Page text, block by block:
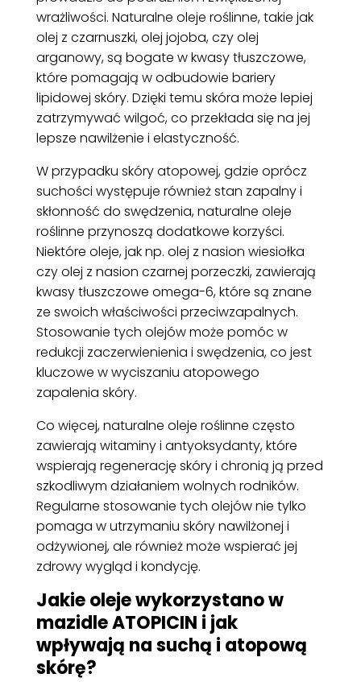
wrażliwości. Naturalne oleje roślinne, takie jak
olej z czarnuszki, olej jojoba, czy olej
arganowy, są bogate w kwasy tłuszczowe,
które pomagają w odbudowie bariery
lipidowej skóry. Dzięki temu skóra może lepiej
zatrzymywać wilgoć, co przekłada się na jej
lepsze nawilżenie i elastyczność.
W przypadku skóry atopowej, gdzie oprócz
suchości występuje również stan zapalny i
skłonność do swędzenia, naturalne oleje
roślinne przynoszą dodatkowe korzyści.
Niektóre oleje, jak np. olej z nasion wiesiołka
czy olej z nasion czarnej porzeczki, zawierają
kwasy tłuszczowe omega-6, które są znane
ze swoich właściwości przeciwzapalnych.
Stosowanie tych olejów może pomóc w
redukcji zaczerwienienia i swędzenia, co jest
kluczowe w wyciszaniu atopowego
zapalenia skóry.
Co więcej, naturalne oleje roślinne często
zawierają witaminy i antyoksydanty, które
wspierają regenerację skóry i chronią ją przed
szkodliwym działaniem wolnych rodników.
Regularne stosowanie tych olejów nie tylko
pomaga w utrzymaniu skóry nawilżonej i
odżywionej, ale również może wspierać jej
zdrowy wygląd i kondycję.
Jakie oleje wykorzystano w
mazidle ATOPICIN i jak
wpływają na suchą i atopową
skórę?